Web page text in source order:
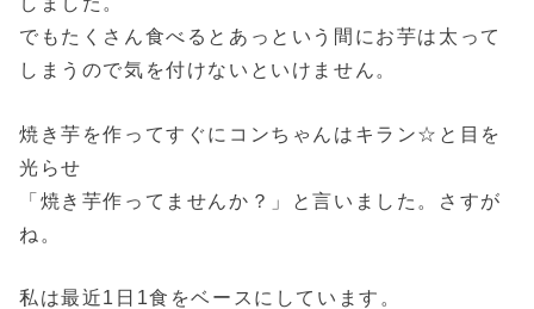
でもたくさん食べるとあっという間にお芋は太って
しまうので気を付けないといけません。
焼き芋を作ってすぐにコンちゃんはキラン☆と目を
光らせ
「焼き芋作ってませんか？」と言いました。さすが
ね。
私は最近1日1食をベースにしています。